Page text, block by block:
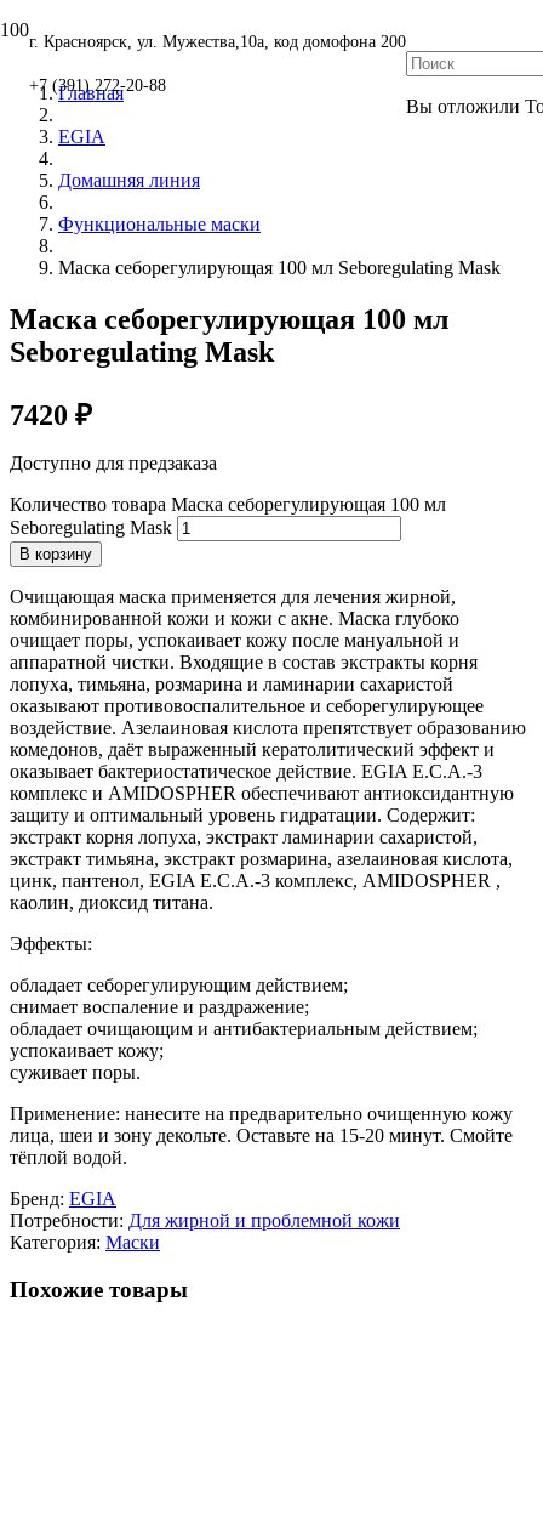
г. Красноярск, ул. Мужества,10а, код домофона 200
+7 (391) 272-20-88
Вы отложили
Главная
EGIA
Домашняя линия
Функциональные маски
Маска себорегулирующая 100 мл Seboregulating Mask
Маска себорегулирующая 100 мл
Seboregulating Mask
7420 ₽
Доступно для предзаказа
Количество товара Маска себорегулирующая 100 мл
Seboregulating Mask
В корзину
Очищающая маска применяется для лечения жирной,
комбинированной кожи и кожи с акне. Маска глубоко
очищает поры, успокаивает кожу после мануальной и
аппаратной чистки. Входящие в состав экстракты корня
лопуха, тимьяна, розмарина и ламинарии сахаристой
оказывают противовоспалительное и себорегулирующее
воздействие. Азелаиновая кислота препятствует образованию
комедонов, даёт выраженный кератолитический эффект и
оказывает бактериостатическое действие. EGIA E.C.A.-3
комплекс и AMIDOSPHER обеспечивают антиоксидантную
защиту и оптимальный уровень гидратации. Содержит:
экстракт корня лопуха, экстракт ламинарии сахаристой,
экстракт тимьяна, экстракт розмарина, азелаиновая кислота,
цинк, пантенол, EGIA E.C.A.-3 комплекс, AMIDOSPHER ,
каолин, диоксид титана.
Эффекты:
обладает себорегулирующим действием;
снимает воспаление и раздражение;
обладает очищающим и антибактериальным действием;
успокаивает кожу;
суживает поры.
Применение: нанесите на предварительно очищенную кожу
лица, шеи и зону декольте. Оставьте на 15-20 минут. Смойте
тёплой водой.
Бренд: EGIA
Потребности: Для жирной и проблемной кожи
Категория: Маски
Похожие товары